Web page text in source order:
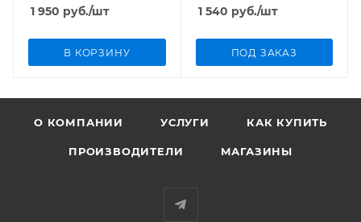
1 950 руб./шт
В КОРЗИНУ
1 540 руб./шт
ПОД ЗАКАЗ
О КОМПАНИИ УСЛУГИ КАК КУПИТЬ
ПРОИЗВОДИТЕЛИ МАГАЗИНЫ